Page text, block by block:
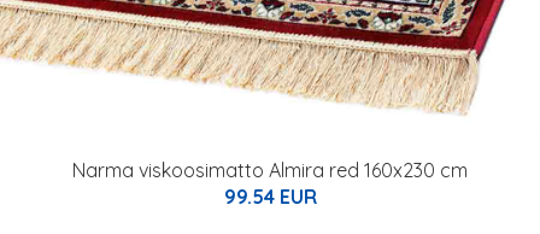
Narma viskoosimatto Almira red 160x230 cm
99.54 EUR